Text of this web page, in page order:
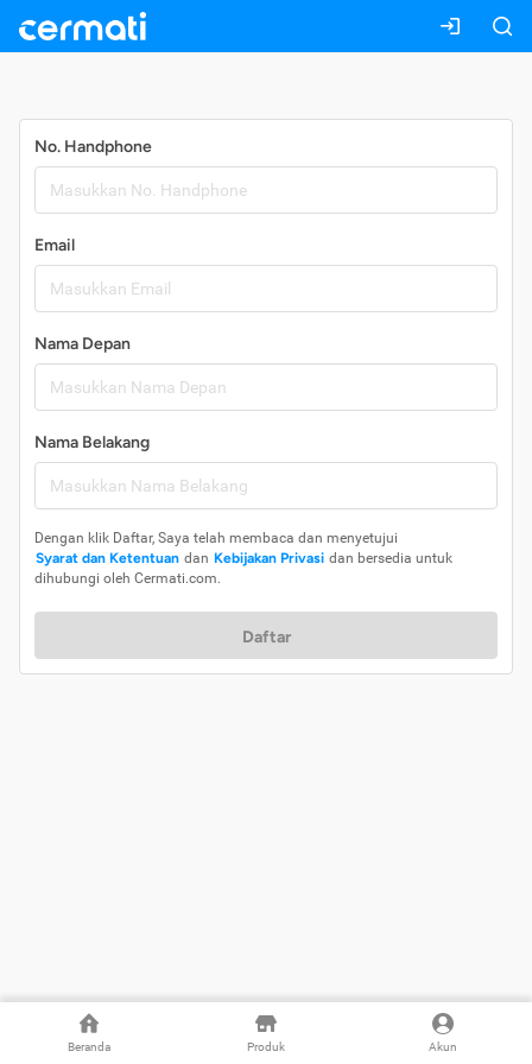
Beranda Produk Akun
No. Handphone
Email
Nama Depan
Nama Belakang
Dengan klik Daftar, Saya telah membaca dan menyetujui
Syarat dan Ketentuan dan Kebijakan Privasi dan bersedia untuk
dihubungi oleh Cermati.com.
Daftar